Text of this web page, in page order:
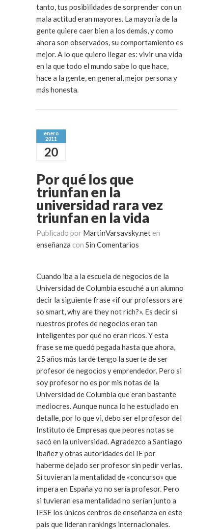
tanto, tus posibilidades de sorprender con un
mala actitud eran mayores. La mayoría de la
gente quiere caer bien a los demás, y como
ahora son observados, su comportamiento es
mejor. A lo que quiero llegar es: vivir una vida
en la que todo el mundo sabe lo que hace,
hace a la gente, en general, mejor persona y
más honesta.
enero
2011
20
Por qué los que
triunfan en la
universidad rara vez
triunfan en la vida
Publicado por MartinVarsavsky.net en
enseñanza con Sin Comentarios
Cuando iba a la escuela de negocios de la
Universidad de Columbia escuché a un alumno
decir la siguiente frase «if our professors are
so smart, why are they not rich?». Es decir si
nuestros profes de negocios eran tan
inteligentes por qué no eran ricos. Y esta
frase se me quedó pegada hasta que ahora,
25 años más tarde tengo la suerte de ser
profesor de negocios y emprendedor. Pero si
soy profesor no es por mis notas de la
Universidad de Columbia que eran bastante
mediocres. Aunque nunca lo he estudiado en
detalle, por lo que vi, debo ser el profesor del
Instituto de Empresas que peores notas se
sacó en la universidad. Agradezco a Santiago
Ibañez y otras autoridades del IE por
haberme dejado ser profesor sin pedir verlas.
Si tuvieran la mentalidad de «concurso» que
impera en España yo no sería profesor. Pero
si tuvieran esa mentalidad no serían junto a
IESE los únicos centros de enseñanza en este
país que lideran rankings internacionales.